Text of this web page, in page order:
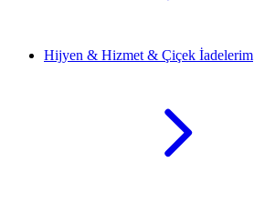
Hijyen & Hizmet & Çiçek İadelerim